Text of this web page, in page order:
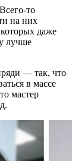
то
на них
даже
лучше
— так, что
в массе
мастер